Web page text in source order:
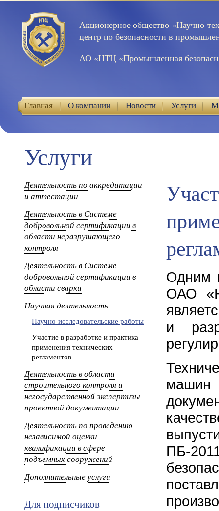
Акционерное общество «Научно-
центр по безопасности в
АО «НТЦ «Промышленная
Главная О компании Новости Услуги
Услуги
Деятельность по аккредитации
и аттестации
Деятельность в Системе
добровольной сертификации в
области неразрушающего
контроля
Деятельность в Системе
добровольной сертификации в
области сварки
Научная деятельность
Научно-исследовательские работы
Участие в разработке и практика
применения технических
регламентов
Деятельность в области
строительного контроля и
негосударственной экспертизы
проектной документации
Деятельность по проведению
независимой оценки
квалификации в сфере
подъемных сооружений
Дополнительные услуги
Для подписчиков
Одним
ОАО
и
машин
ПБ-